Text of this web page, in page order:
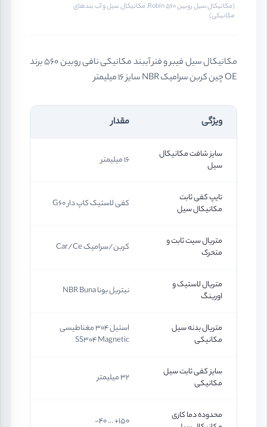
(مکانیکال سیل روبین Robin 560, مکانیکال سیل و آب بندهای
مکانیکی)
مکانیکال سیل فیبر و فنر آببند مکانیکی نافی روبین 560 برند
OE چین کربن سرامیک NBR سایز 16 میلیمتر
ویژگی مقدار
سایز شافت مکانیکال
سیل
16 میلیمتر
تایپ کفی ثابت
مکانیکال سیل
کفی لاستیک کاپ دار G60
متریال سیت ثابت و
متحرک
کربن/سرامیک Car/Ce
متریال لاستیک و
اورینگ
نیتریل بونا NBR Buna
متریال بدنه سیل
مکانیکی
استیل 304 مغناطیسی
SS304 Magnetic
سایز کفی ثابت سیل
مکانیکی
32 میلیمتر
محدوده دما کاری
150+ ... 40-